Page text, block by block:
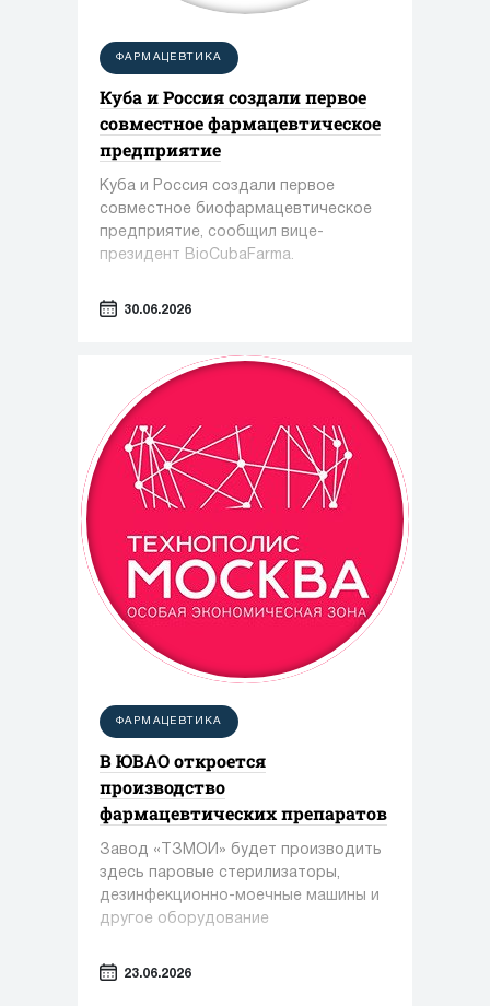
ФАРМАЦЕВТИКА
Куба и Россия создали первое
совместное фармацевтическое
предприятие
Куба и Россия создали первое
совместное биофармацевтическое
предприятие, сообщил вице-
президент BioCubaFarma.
30.06.2026
ФАРМАЦЕВТИКА
В ЮВАО откроется
производство
фармацевтических препаратов
Завод «ТЗМОИ» будет производить
здесь паровые стерилизаторы,
дезинфекционно-моечные машины и
другое оборудование
23.06.2026